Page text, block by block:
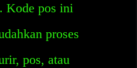
Kode pos ini
proses
pos, atau